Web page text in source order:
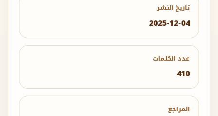
تاريخ النشر
2025-12-04
عدد الكلمات
410
المراجع